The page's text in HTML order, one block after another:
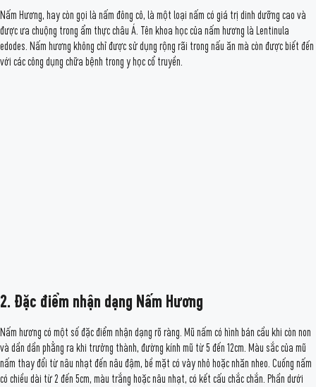
Nấm Hương, hay còn gọi là nấm đông cô, là một loại nấm có giá trị dinh dưỡng cao và
được ưa chuộng trong ẩm thực châu Á. Tên khoa học của nấm hương là Lentinula
edodes. Nấm hương không chỉ được sử dụng rộng rãi trong nấu ăn mà còn được biết đến
với các công dụng chữa bệnh trong y học cổ truyền.
2. Đặc điểm nhận dạng Nấm Hương
Nấm hương có một số đặc điểm nhận dạng rõ ràng. Mũ nấm có hình bán cầu khi còn non
và dần dần phẳng ra khi trưởng thành, đường kính mũ từ 5 đến 12cm. Màu sắc của mũ
nấm thay đổi từ nâu nhạt đến nâu đậm, bề mặt có vảy nhỏ hoặc nhăn nheo. Cuống nấm
có chiều dài từ 2 đến 5cm, màu trắng hoặc nâu nhạt, có kết cấu chắc chắn. Phần dưới